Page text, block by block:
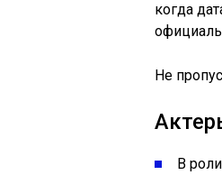
когда
Не
В